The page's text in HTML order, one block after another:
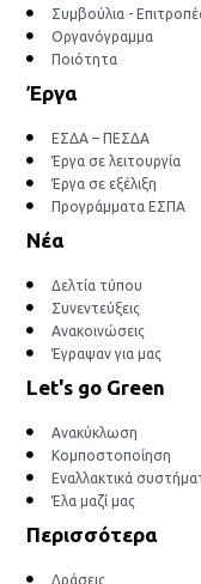
Συμβούλια -
Οργανόγραμμα
Ποιότητα
Έργα
ΕΣΔΑ – ΠΕΣΔΑ
Έργα σε λειτουργία
Έργα σε εξέλιξη
Προγράμματα ΕΣΠΑ
Νέα
Δελτία τύπου
Συνεντεύξεις
Ανακοινώσεις
Έγραψαν για μας
Let's go Green
Ανακύκλωση
Κομποστοποίηση
Εναλλακτικά
Έλα μαζί μας
Περισσότερα
Δράσεις